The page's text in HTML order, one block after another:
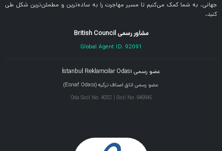
جهانی، به شما کمک می‌کنیم تا مسیر مهاجرت را به ساده‌ترین و مطمئن‌ترین شکل طی
کنید.
مشاور رسمی British Council
Global Agent ID: 92091
عضو رسمی İstanbul Reklamcılar Odası
عضو رسمی اتاق اصناف ترکیه (Esnaf Odası)
Oda Sicil No: 4032 | Sicil No: 940945